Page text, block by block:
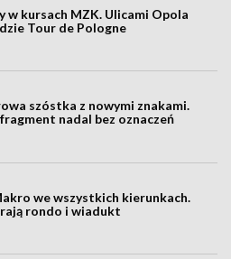
w kursach MZK. Ulicami Opola
Tour de Pologne
szóstka z nowymi znakami.
nadal bez oznaczeń
we wszystkich kierunkach.
rondo i wiadukt